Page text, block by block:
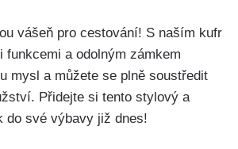
vášeň ⁣pro cestování! S naším kufr
funkcemi a odolným zámkem
mysl‍ a můžete se plně soustředit
Přidejte si tento stylový a
do své výbavy již dnes!